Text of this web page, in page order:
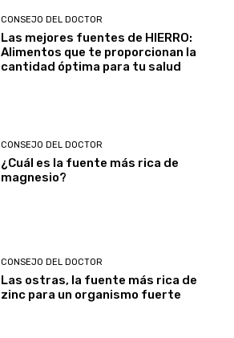
CONSEJO DEL DOCTOR
Las mejores fuentes de HIERRO:
Alimentos que te proporcionan la
cantidad óptima para tu salud
CONSEJO DEL DOCTOR
¿Cuál es la fuente más rica de
magnesio?
CONSEJO DEL DOCTOR
Las ostras, la fuente más rica de
zinc para un organismo fuerte